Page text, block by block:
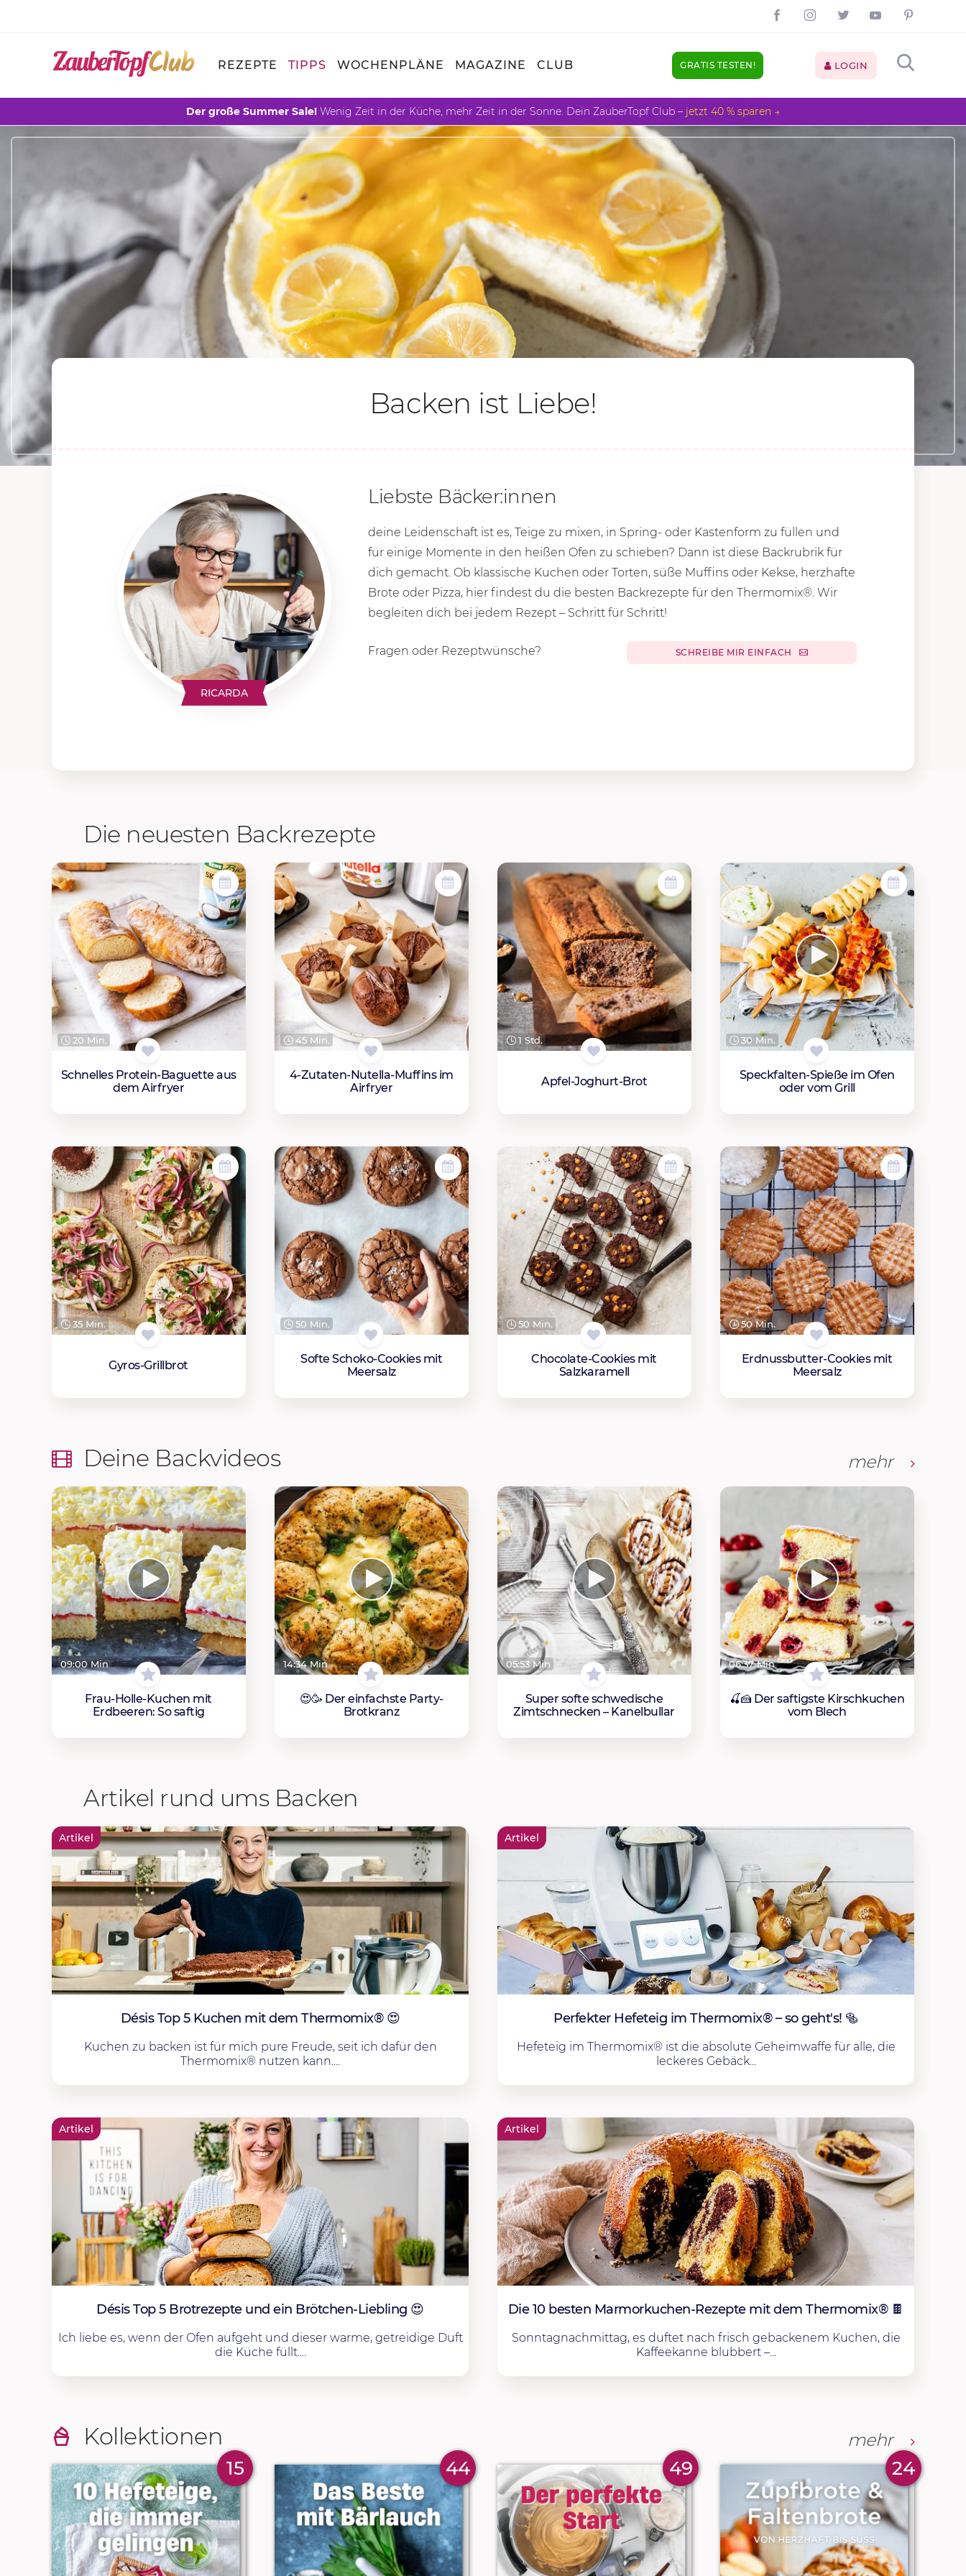
REZEPTE TIPPS WOCHENPLÄNE MAGAZINE CLUB GRATIS TESTEN! LOGIN
Der große Summer Sale! Wenig Zeit in der Küche, mehr Zeit in der Sonne. Dein ZauberTopf Club – jetzt 40 % sparen →
Backen ist Liebe!
RICARDA
Liebste Bäcker:innen
deine Leidenschaft ist es, Teige zu mixen, in Spring- oder Kastenform zu füllen und
für einige Momente in den heißen Ofen zu schieben? Dann ist diese Backrubrik für
dich gemacht. Ob klassische Kuchen oder Torten, süße Muffins oder Kekse, herzhafte
Brote oder Pizza, hier findest du die besten Backrezepte für den Thermomix®. Wir
begleiten dich bei jedem Rezept – Schritt für Schritt!
Fragen oder Rezeptwünsche? SCHREIBE MIR EINFACH
Die neuesten Backrezepte
20 Min.
Schnelles Protein-Baguette aus
dem Airfryer
45 Min.
4-Zutaten-Nutella-Muffins im
Airfryer
1 Std.
Apfel-Joghurt-Brot
30 Min.
Speckfalten-Spieße im Ofen
oder vom Grill
35 Min.
Gyros-Grillbrot
50 Min.
Softe Schoko-Cookies mit
Meersalz
50 Min.
Chocolate-Cookies mit
Salzkaramell
50 Min.
Erdnussbutter-Cookies mit
Meersalz
Deine Backvideos mehr
09:00 Min
Frau-Holle-Kuchen mit
Erdbeeren: So saftig
14:34 Min
😍🥳 Der einfachste Party-
Brotkranz
05:53 Min
Super softe schwedische
Zimtschnecken – Kanelbullar
06:37 Min
🍒🍰 Der saftigste Kirschkuchen
vom Blech
Artikel rund ums Backen
Désis Top 5 Kuchen mit dem Thermomix® 😍
Kuchen zu backen ist für mich pure Freude, seit ich dafür den
Thermomix® nutzen kann....
Artikel
Perfekter Hefeteig im Thermomix® – so geht's! 🥯
Hefeteig im Thermomix® ist die absolute Geheimwaffe für alle, die
leckeres Gebäck...
Artikel
Désis Top 5 Brotrezepte und ein Brötchen-Liebling 😍
Ich liebe es, wenn der Ofen aufgeht und dieser warme, getreidige Duft
die Küche füllt....
Artikel
Die 10 besten Marmorkuchen-Rezepte mit dem Thermomix® 🍫
Sonntagnachmittag, es duftet nach frisch gebackenem Kuchen, die
Kaffeekanne blubbert –...
Artikel
Kollektionen mehr
15 44 49 24